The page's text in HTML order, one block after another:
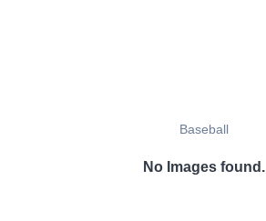
Baseball
No Images found.